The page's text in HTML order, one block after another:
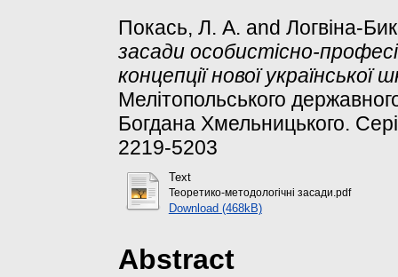
Покась, Л. А. and Логвіна-
засади особистісно-
концепції нової української
Мелітопольського
Богдана Хмельницького.
2219-5203
Text
Теоретико-методологічні засади.pdf
Download (468kB)
Abstract